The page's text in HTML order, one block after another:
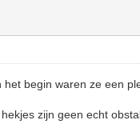
begin waren ze een
zijn geen echt